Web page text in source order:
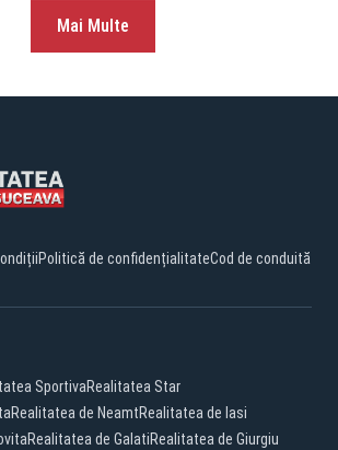
Mai Multe
Politică de confidențialitateCod de conduită
SportivaRealitatea Star
Realitatea de NeamtRealitatea de Iasi
Realitatea de GalatiRealitatea de Giurgiu